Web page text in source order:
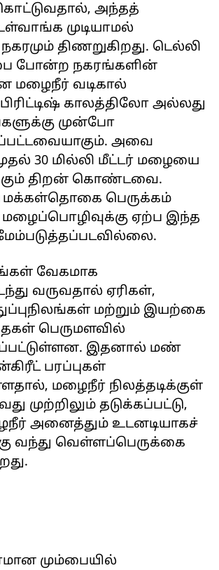
அந்தத்
முடியாமல்
திணறுகிறது. டெல்லி
போன்ற நகரங்களின்
மழைநீர் வடிகால்
காலத்திலோ அல்லது
முன்போ
அவை
30 மில்லி மீட்டர் மழையை
திறன் கொண்டவை.
பெருக்கம்
ஏற்ப இந்த
வேகமாக
வருவதால் ஏரிகள்,
மற்றும் இயற்கை
பெருமளவில்
இதனால் மண்
பரப்புகள்
மழைநீர் நிலத்தடிக்குள்
முற்றிலும் தடுக்கப்பட்டு,
அனைத்தும் உடனடியாகச்
வந்து வெள்ளப்பெருக்கை
மும்பையில்